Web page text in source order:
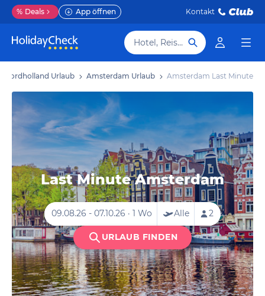
% Deals App öffnen Kontakt
Hotel, Reiseziel
Nordholland Urlaub Amsterdam Urlaub Amsterdam Last Minute
Last Minute Amsterdam